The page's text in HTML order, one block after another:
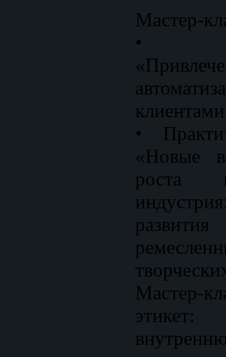
Мастер-
•
•
«Новые
роста
Мастер-
этикет: